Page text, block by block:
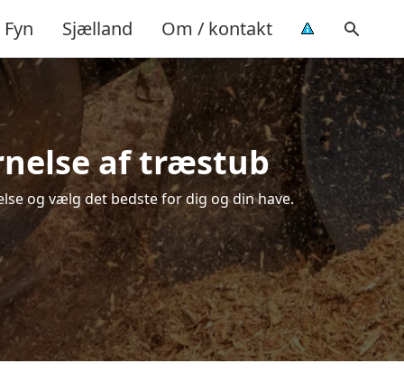
Fyn Sjælland Om / kontakt
af træstub
og vælg det bedste for dig og din have.